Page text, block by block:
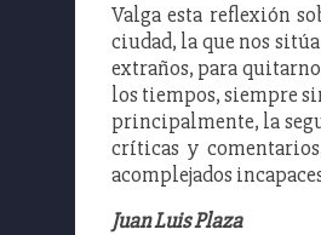
Valga esta reflexión
ciudad, la que nos
extraños, para
los tiempos, siempre
principalmente, la
críticas y
acomplejados
Juan Luis Plaza